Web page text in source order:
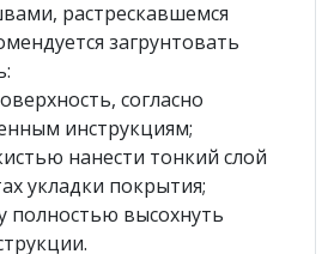
растрескавшемся
загрунтовать
согласно
инструкциям;
нанести тонкий слой
укладки покрытия;
полностью высохнуть